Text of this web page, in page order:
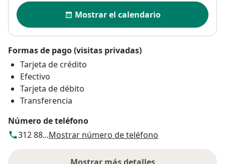
Disponibilidad
Mostrar el calendario
Formas de pago (visitas privadas)
Tarjeta de crédito
Efectivo
Tarjeta de débito
Transferencia
Número de teléfono
312 88...Mostrar número de teléfono